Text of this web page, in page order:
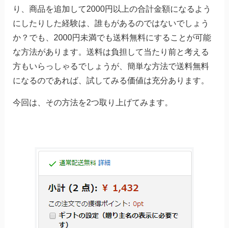
り、商品を追加して2000円以上の合計金額になるよう
にしたりした経験は、誰もがあるのではないでしょう
か？でも、2000円未満でも送料無料にすることが可能
な方法があります。送料は負担して当たり前と考える
方もいらっしゃるでしょうが、簡単な方法で送料無料
になるのであれば、試してみる価値は充分あります。
今回は、その方法を2つ取り上げてみます。